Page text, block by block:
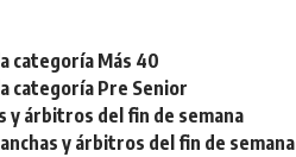
categoría Más 40
categoría Pre Senior
y árbitros del fin de semana
y árbitros del fin de semana